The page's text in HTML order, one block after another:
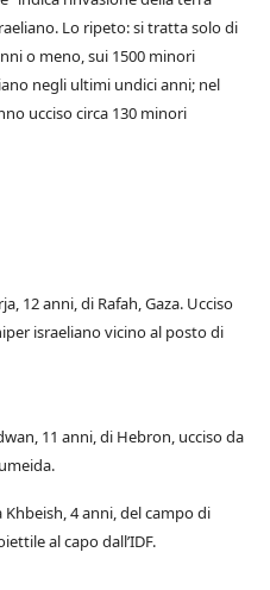
Lo ripeto: si tratta solo di
o meno, sui 1500 minori
negli ultimi undici anni; nel
ucciso circa 130 minori
12 anni, di Rafah, Gaza. Ucciso
israeliano vicino al posto di
11 anni, di Hebron, ucciso da
4 anni, del campo di
al capo dall’IDF.